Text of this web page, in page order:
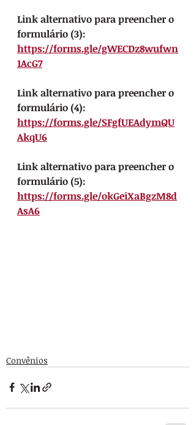
Link alternativo para preencher o
formulário (3):
https://forms.gle/gWECDz8wufwn
1AcG7
Link alternativo para preencher o
formulário (4):
https://forms.gle/SFgfUEAdymQU
AkqU6
Link alternativo para preencher o
formulário (5):
https://forms.gle/okGeiXaBgzM8d
AsA6
Convênios